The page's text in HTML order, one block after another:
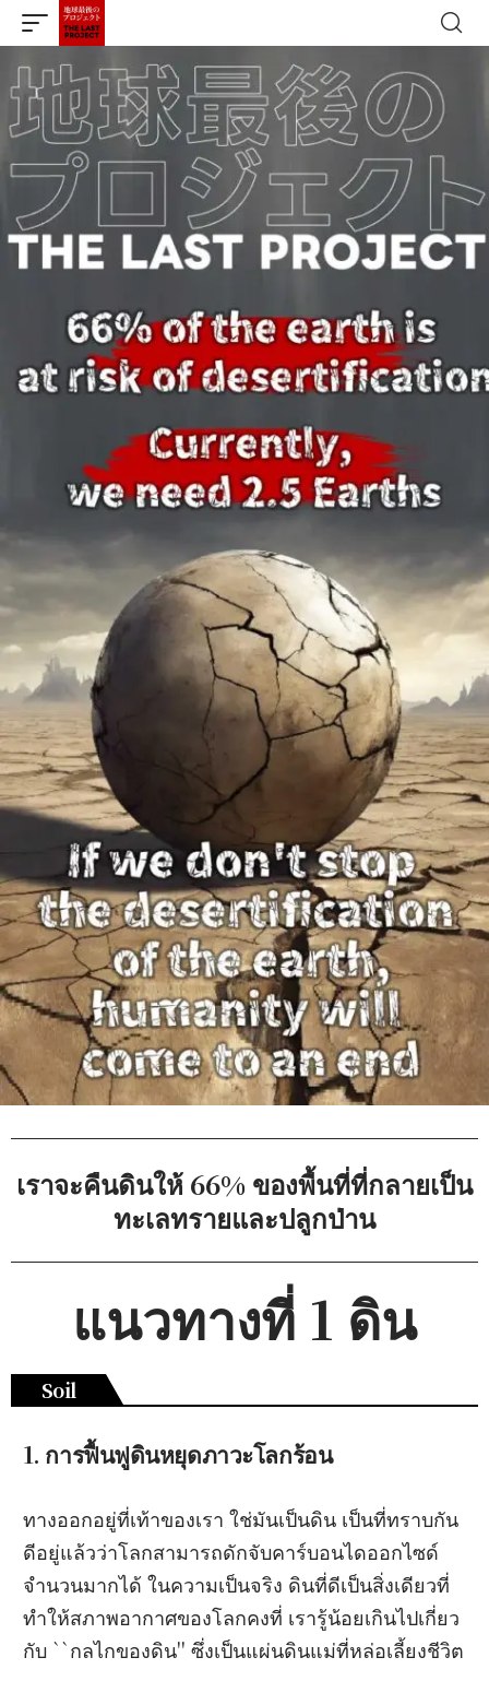
เราจะคืนดินให้ 66% ของพื้นที่ที่กลายเป็น
ทะเลทรายและปลูกป่าน
แนวทางที่ 1 ดิน
Soil
1. การฟื้นฟูดินหยุดภาวะโลกร้อน
ทางออกอยู่ที่เท้าของเรา ใช่มันเป็นดิน เป็นที่ทราบกัน
ดีอยู่แล้วว่าโลกสามารถดักจับคาร์บอนไดออกไซด์
จำนวนมากได้ ในความเป็นจริง ดินที่ดีเป็นสิ่งเดียวที่
ทำให้สภาพอากาศของโลกคงที่ เรารู้น้อยเกินไปเกี่ยว
กับ ``กลไกของดิน'' ซึ่งเป็นแผ่นดินแม่ที่หล่อเลี้ยงชีวิต